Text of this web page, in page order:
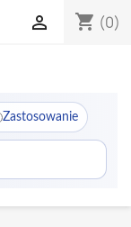
shopping_cart (0)

Zastosowanie